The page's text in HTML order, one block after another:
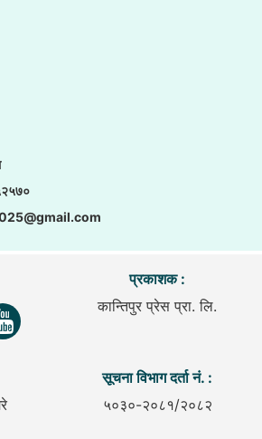
प्रकाशक :
कान्तिपुर प्रेस प्रा. लि.
सूचना विभाग दर्ता नं. :
५०३०-२०८१/२०८२